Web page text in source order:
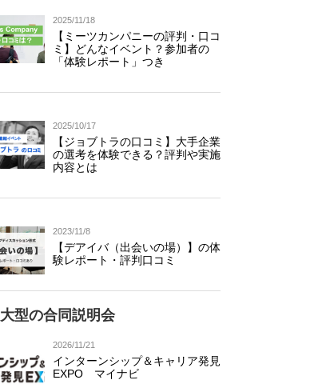
2025/11/18
【ミーツカンパニーの評判・口コ
ミ】どんなイベント？参加者の
「体験レポート」つき
2025/10/17
【ジョブトラの口コミ】大手企業
の選考を体験できる？評判や実施
内容とは
2023/11/8
【デアイバ（出会いの場）】の体
験レポート・評判口コミ
大型の合同説明会
2026/11/21
インターンシップ＆キャリア発見
EXPO マイナビ